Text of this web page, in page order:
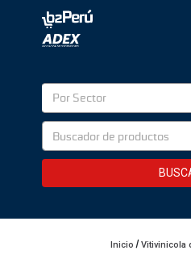
Por Sector
Inicio Vitivinicola